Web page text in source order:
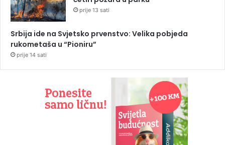
prije 13 sati
Srbija ide na Svjetsko prvenstvo: Velika pobjeda
rukometaša u “Pioniru”
prije 14 sati